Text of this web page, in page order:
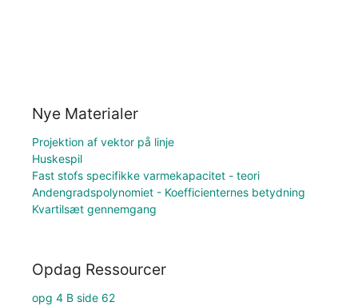
Nye Materialer
Projektion af vektor på linje
Huskespil
Fast stofs specifikke varmekapacitet - teori
Andengradspolynomiet - Koefficienternes betydning
Kvartilsæt gennemgang
Opdag Ressourcer
opg 4 B side 62